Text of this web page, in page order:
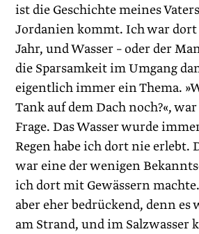
ist die Geschichte meines
Jordanien kommt. Ich war dort
Jahr, und Wasser – oder der
die Sparsamkeit im Umgang
eigentlich immer ein Thema.
Tank auf dem Dach noch?«,
Frage. Das Wasser wurde
Regen habe ich dort nie erlebt.
war eine der wenigen
ich dort mit Gewässern
aber eher bedrückend, denn es
am Strand, und im Salzwasser